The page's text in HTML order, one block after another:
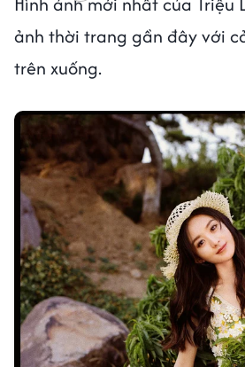
ảnh thời trang gần đây với
trên xuống.